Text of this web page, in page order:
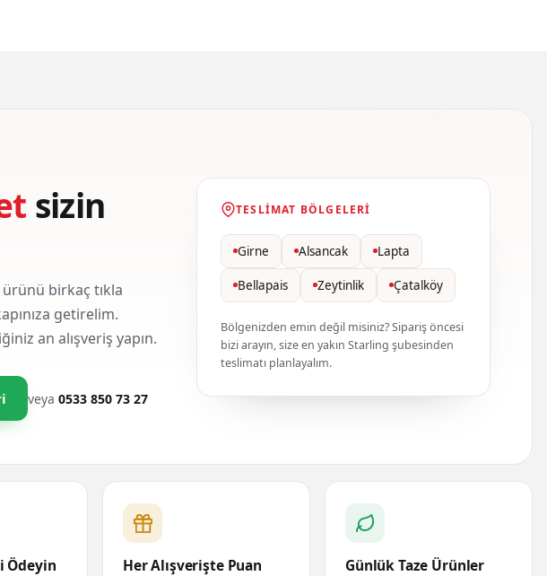
sizin
birkaç tıkla
getirelim.
an alışveriş yapın.
veya 0533 850 73 27
TESLIMAT BÖLGELERI
Girne Alsancak Lapta
Bellapais Zeytinlik Çatalköy
Bölgenizden emin değil misiniz? Sipariş öncesi
bizi arayın, size en yakın Starling şubesinden
teslimatı planlayalım.
Ödeyin Her Alışverişte Puan Günlük Taze Ürünler